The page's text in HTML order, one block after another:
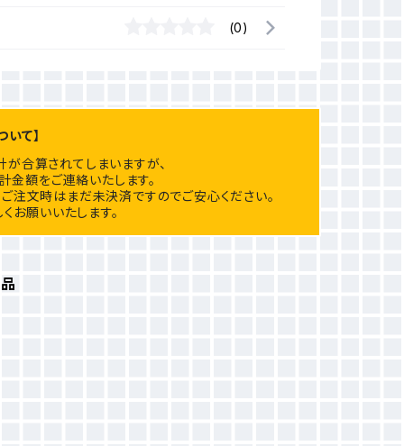
(0)
て】
合算されてしまいますが、
額をご連絡いたします。
注文時はまだ未決済ですのでご安心ください。
お願いいたします。